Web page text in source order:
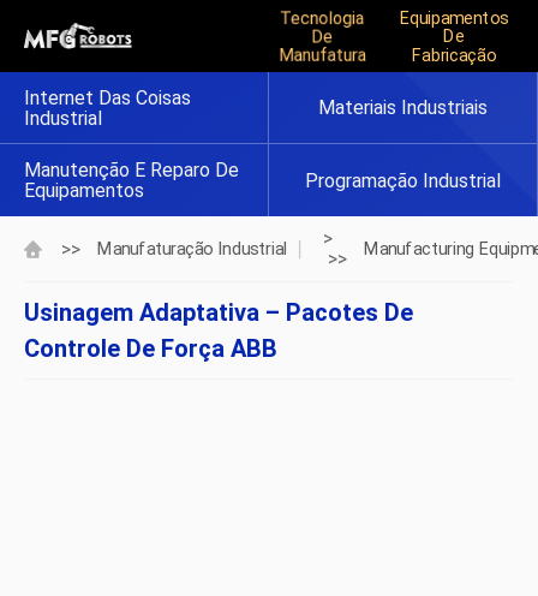
Tecnologia
De
Manufatura
Equipamentos
De
Fabricação
Internet Das Coisas
Industrial
Materiais Industriais
Manutenção E Reparo De
Equipamentos
Programação Industrial
>> Manufaturação Industrial
>
>>
Manufacturing
Usinagem Adaptativa – Pacotes De
Controle De Força ABB